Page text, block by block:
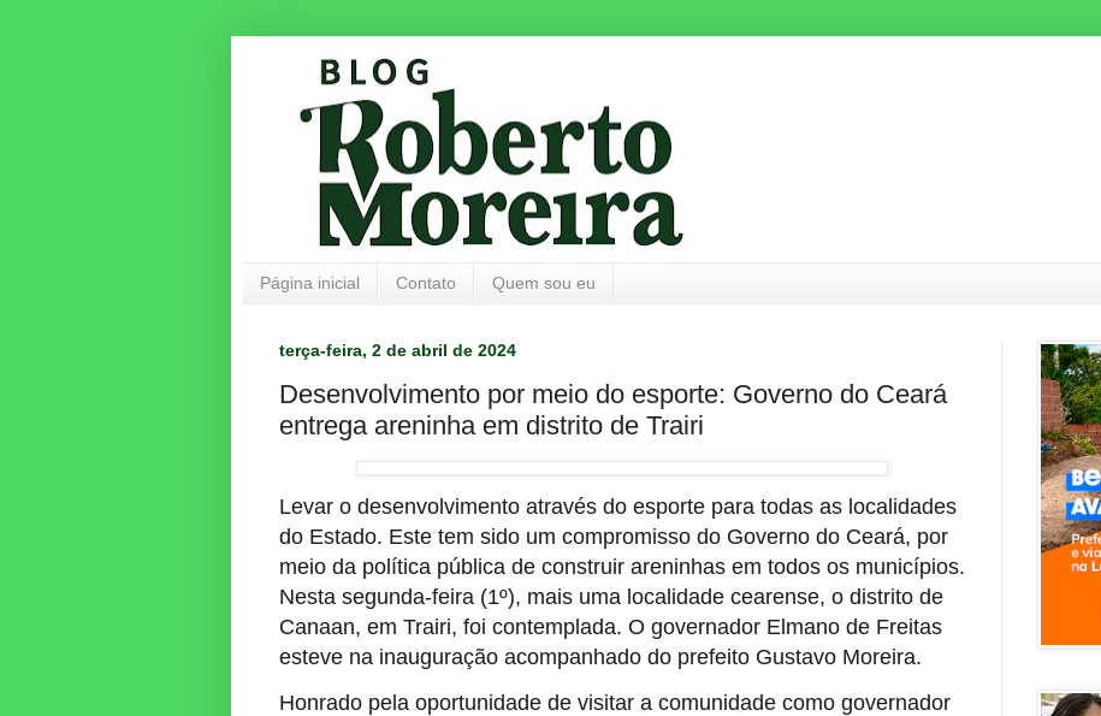
Página inicial Contato Quem sou eu
terça-feira, 2 de abril de 2024
Desenvolvimento por meio do esporte: Governo do Ceará
entrega areninha em distrito de Trairi
Levar o desenvolvimento através do esporte para todas as localidades
do Estado. Este tem sido um compromisso do Governo do Ceará, por
meio da política pública de construir areninhas em todos os municípios.
Nesta segunda-feira (1º), mais uma localidade cearense, o distrito de
Canaan, em Trairi, foi contemplada. O governador Elmano de Freitas
esteve na inauguração acompanhado do prefeito Gustavo Moreira.
Honrado pela oportunidade de visitar a comunidade como governador